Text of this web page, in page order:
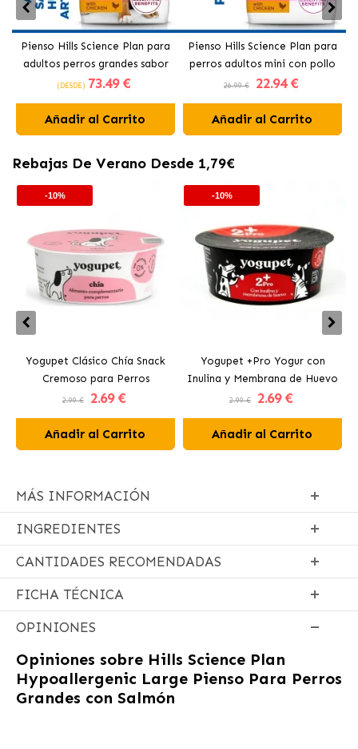
Pienso Hills Science Plan para
adultos perros grandes sabor
pollo
(DESDE) 73.49 €
Añadir al Carrito
Pienso Hills Science Plan para
perros adultos mini con pollo
26.99 € 22.94 €
Añadir al Carrito
Rebajas De Verano Desde 1,79€
-10%
Yogupet Clásico Chía Snack
Cremoso para Perros
2.99 € 2.69 €
Añadir al Carrito
-10%
Yogupet +Pro Yogur con
Inulina y Membrana de Huevo
para Perros y Gatos
2.99 € 2.69 €
Añadir al Carrito
MÁS INFORMACIÓN
INGREDIENTES
CANTIDADES RECOMENDADAS
FICHA TÉCNICA
OPINIONES
Opiniones sobre Hills Science Plan
Hypoallergenic Large Pienso Para Perros
Grandes con Salmón